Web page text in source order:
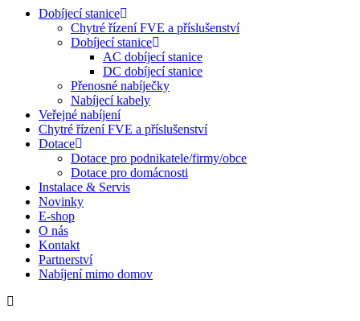
Dobíjecí stanice
Chytré řízení FVE a příslušenství
Dobíjecí stanice
AC dobíjecí stanice
DC dobíjecí stanice
Přenosné nabíječky
Nabíjecí kabely
Veřejné nabíjení
Chytré řízení FVE a příslušenství
Dotace
Dotace pro podnikatele/firmy/obce
Dotace pro domácnosti
Instalace & Servis
Novinky
E-shop
O nás
Kontakt
Partnerství
Nabíjení mimo domov